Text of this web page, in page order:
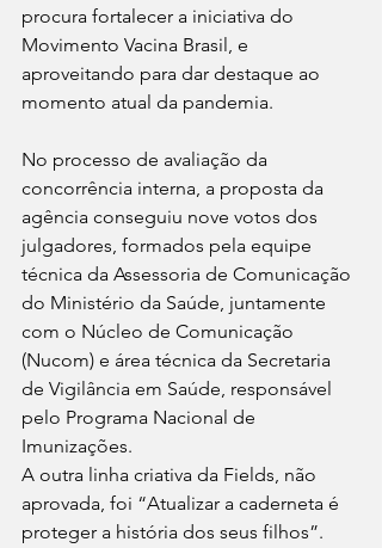
procura fortalecer a iniciativa do
Movimento Vacina Brasil, e
aproveitando para dar destaque ao
momento atual da pandemia.
No processo de avaliação da
concorrência interna, a proposta da
agência conseguiu nove votos dos
julgadores, formados pela equipe
técnica da Assessoria de Comunicação
do Ministério da Saúde, juntamente
com o Núcleo de Comunicação
(Nucom) e área técnica da Secretaria
de Vigilância em Saúde, responsável
pelo Programa Nacional de
Imunizações.
A outra linha criativa da Fields, não
aprovada, foi “Atualizar a caderneta é
proteger a história dos seus filhos”.